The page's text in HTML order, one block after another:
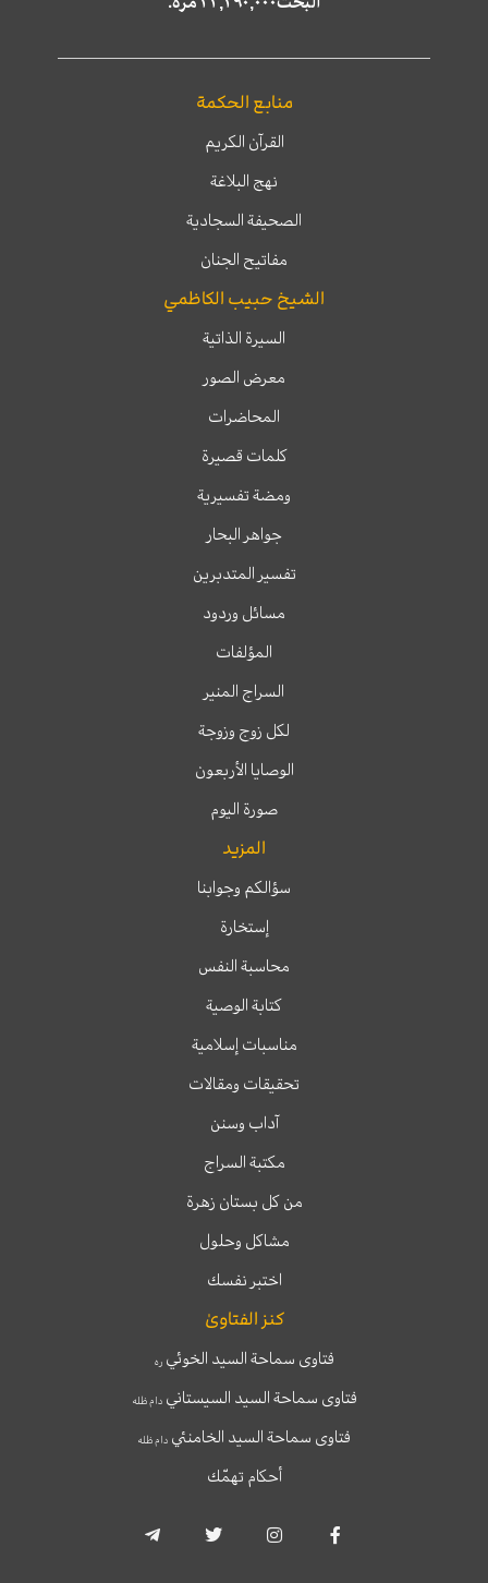
منابع الحكمة
القرآن الكريم
نهج البلاغة
الصحيفة السجادية
مفاتيح الجنان
الشيخ حبيب الكاظمي
السيرة الذاتية
معرض الصور
المحاضرات
كلمات قصيرة
ومضة تفسيرية
جواهر البحار
تفسير المتدبرين
مسائل وردود
المؤلفات
السراج المنير
لكل زوج وزوجة
الوصايا الأربعون
صورة اليوم
المزيد
سؤالكم وجوابنا
إستخارة
محاسبة النفس
كتابة الوصية
مناسبات إسلامية
تحقيقات ومقالات
آداب وسنن
مكتبة السراج
من كل بستان زهرة
مشاكل وحلول
اختبر نفسك
كنز الفتاوىٰ
فتاوى سماحة السيد الخوئيره
فتاوى سماحة السيد السيستانيدام ظله
فتاوى سماحة السيد الخامنئي دام ظله
أحكام تهمّك
a
c
s
i
l